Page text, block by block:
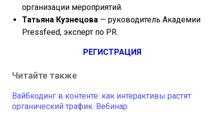
организации мероприятий.
Татьяна Кузнецова — руководитель Академии
Pressfeed, эксперт по PR.
РЕГИСТРАЦИЯ
Читайте также
Вайбкодинг в контенте: как интерактивы растят
органический трафик. Вебинар